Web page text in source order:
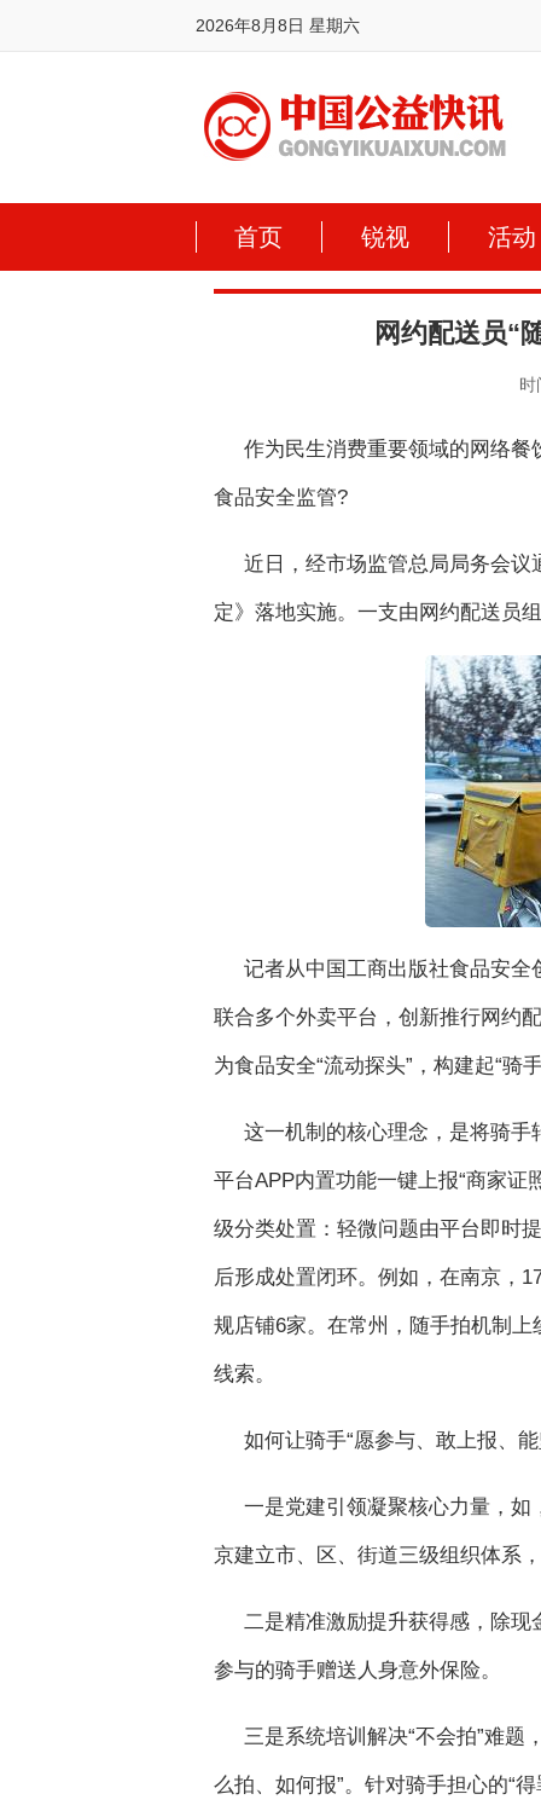
2026年8月8日 星期六
首页 锐视 活动
网约配送员“
时
作为民生消费重要领域的网络
食品安全监管?
近日，经市场监管总局局务会
定》落地实施。一支由网约配送员
记者从中国工商出版社食品安
联合多个外卖平台，创新推行网约
为食品安全“流动探头”，构建起“
这一机制的核心理念，是将骑手
平台APP内置功能一键上报“商家证
级分类处置：轻微问题由平台即时
后形成处置闭环。例如，在南京，
规店铺6家。在常州，随手拍机制
线索。
如何让骑手“愿参与、敢上报、
一是党建引领凝聚核心力量，
京建立市、区、街道三级组织体系
二是精准激励提升获得感，除
参与的骑手赠送人身意外保险。
三是系统培训解决“不会拍”难题
么拍、如何报”。针对骑手担心的“